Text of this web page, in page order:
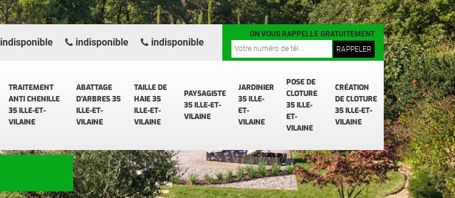
TRAITEMENT
ANTI CHENILLE
35 ILLE-ET-
VILAINE
ABATTAGE
D'ARBRES 35
ILLE-ET-
VILAINE
TAILLE DE
HAIE 35
ILLE-ET-
VILAINE
PAYSAGISTE
35 ILLE-ET-
VILAINE
JARDINIER
35 ILLE-
ET-
VILAINE
POSE DE
CLOTURE
35 ILLE-
ET-
VILAINE
CRÉATION
DE CLOTURE
35 ILLE-ET-
VILAINE
indisponible indisponible indisponible
ON VOUS RAPPELLE GRATUITEMENT